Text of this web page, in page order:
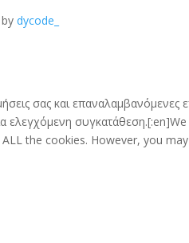
by dycode_
σας και
ελεγχόμενη
the cookies. However, you